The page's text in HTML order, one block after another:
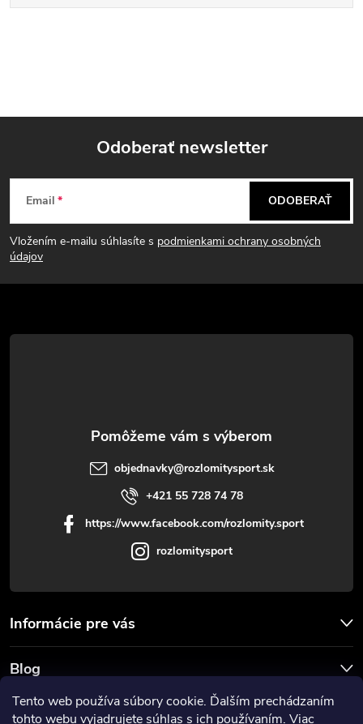
Tento web používa súbory cookie. Ďalším prechádzaním
tohto webu vyjadrujete súhlas s ich používaním. Viac
Z
á
p
t
Odoberať newsletter
Email
Vložením e-mailu súhlasíte s podmienkami ochrany osobných
údajov
ODOBERAŤ
objednavky@rozlomitysport.sk
+421 55 728 74 78
https://www.facebook.com/rozlomity.sport
rozlomitysport
Informácie pre vás
Blog
Prijímame online platby